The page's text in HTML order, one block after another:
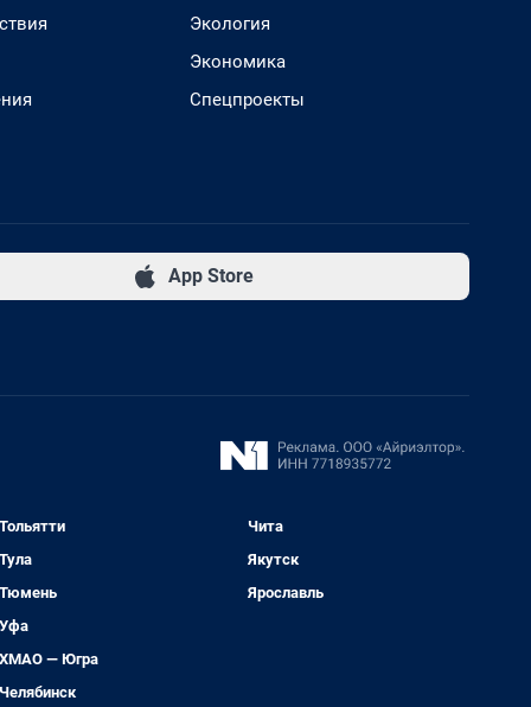
Экология
Экономика
Спецпроекты
App Store
— Югра
Чита
Якутск
Ярославль